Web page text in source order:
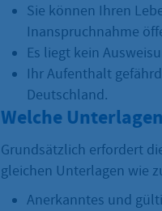
Sie können Ihren
Inanspruchnahme
Es liegt kein
Ihr Aufenthalt
Deutschland.
Welche
Grundsätzlich erfordert
gleichen Unterlagen wie
Anerkanntes und